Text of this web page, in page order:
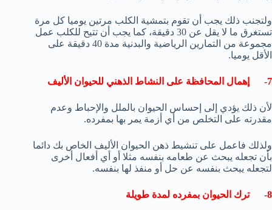
ولتجنب ذلك يجب أن تقوم بتمشية الكلب مرتين يوميا كل مرة
تستغرق ما لا يقل عن 30 دقيقة، كما يجب أن تتيح للكلب عمل
مجموعة من التمارين الرياضية والبدنية مدة 40 دقيقة على
الأقل يوميا.
7- إهمال المحافظة على النشاط الذهني للحيوان الأليف
لأن ذلك يؤدي إلى إحساس الحيوان بالملل والإحباط وعدم
مقدرته على التخلص من أي أزمة يمر بها بمفرده.
ولذلك فاعمل على تنشيط ذهن الحيوان الأليف الخاص بك دائما
بأن تجعله يبحث عن طعامه بنفسه مثلا أو أي أفعال أخرى
لتجعله يبحث بنفسه عن حل أو منفذ لها بنفسه.
8- ترك الحيوان بمفرده لمدة طويلة